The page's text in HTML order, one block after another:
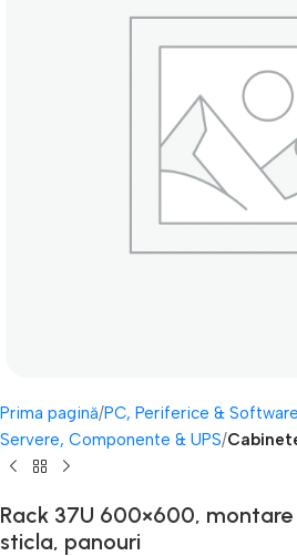
Prima pagină PC, Periferice & Software
Servere, Componente & UPS
Rack 37U 600×600,
sticla, panouri